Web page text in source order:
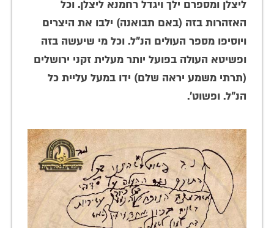
ליצלן ומספרם ילך ויגדל רחמנא ליצלן. וכל
האזהרות בזה (באם תבואנה) ילבו את היצרים
ויוסיפו מספר העולים הנ"ל. וכל מי שיעשה בזה
ופשיטא העולה בפועל יותר מעלית זקני ירושלים
(תרתי משמע יראה שלם) ידו במעל עליית כל
הנ"ל. ופשוט'.